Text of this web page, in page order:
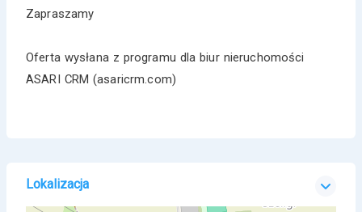
Zapraszamy
Oferta wysłana z programu dla biur nieruchomości
ASARI CRM (asaricrm.com)
Lokalizacja